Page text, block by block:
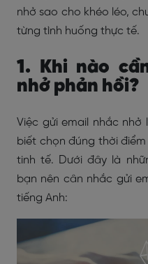
nhở sao cho khéo léo,
từng tình huống thực tế.
1. Khi nào
nhở phản hồi?
Việc gửi email nhắc
biết chọn đúng thời
tinh tế. Dưới đây là
bạn nên cân nhắc gửi
tiếng Anh: